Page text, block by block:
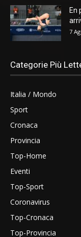
En
7
Categorie Più
Italia / Mondo
Sport
Cronaca
Provincia
Top-Home
Eventi
Top-Sport
Coronavirus
Top-Cronaca
Top-Provincia